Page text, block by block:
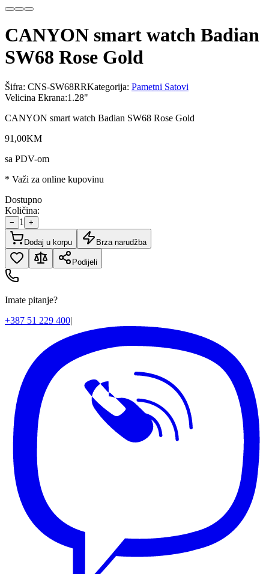
CANYON smart watch Badian
SW68 Rose Gold
Šifra: CNS-SW68RRKategorija: Pametni Satovi
Velicina Ekrana:1.28"
CANYON smart watch Badian SW68 Rose Gold
91 ,00KM
sa PDV-om
* Važi za online kupovinu
Dostupno
Količina:
− 1 +
Dodaj u korpu Brza narudžba
Podijeli
Imate pitanje?
+387 51 229 400|